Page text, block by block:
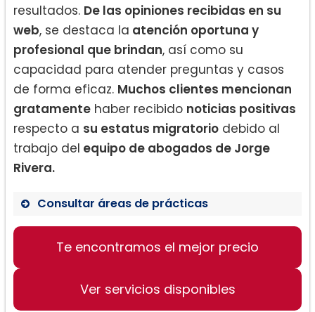
resultados. De las opiniones recibidas en su
web, se destaca la atención oportuna y
profesional que brindan, así como su
capacidad para atender preguntas y casos
de forma eficaz. Muchos clientes mencionan
gratamente haber recibido noticias positivas
respecto a su estatus migratorio debido al
trabajo del equipo de abogados de Jorge
Rivera.
Consultar áreas de prácticas
Servicios de Inmigración
Asesoramiento legal en casos de
Atención personalizada en
expedientes migratorios
Te encontramos el mejor precio
Ver servicios disponibles